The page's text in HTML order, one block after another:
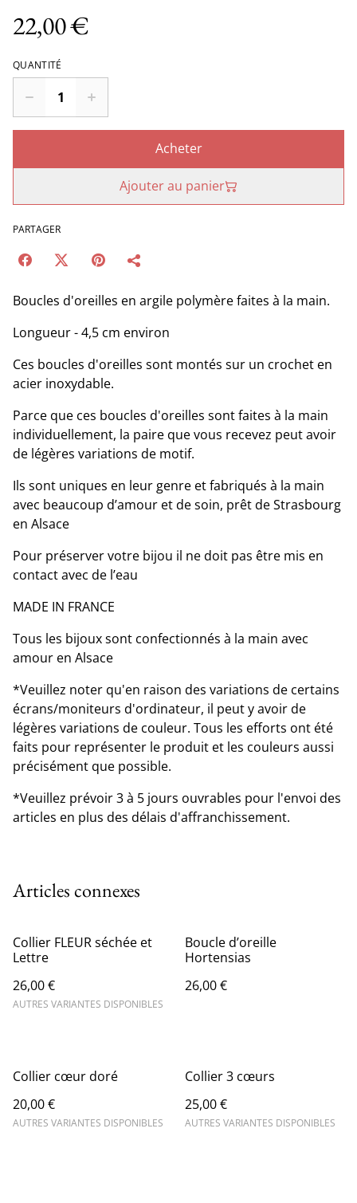
22,00 €
QUANTITÉ
Acheter
Ajouter au panier
PARTAGER
Boucles d'oreilles en argile polymère faites à la main.
Longueur - 4,5 cm environ
Ces boucles d'oreilles sont montés sur un crochet en
acier inoxydable.
Parce que ces boucles d'oreilles sont faites à la main
individuellement, la paire que vous recevez peut avoir
de légères variations de motif.
Ils sont uniques en leur genre et fabriqués à la main
avec beaucoup d’amour et de soin, prêt de Strasbourg
en Alsace
Pour préserver votre bijou il ne doit pas être mis en
contact avec de l’eau
MADE IN FRANCE
Tous les bijoux sont confectionnés à la main avec
amour en Alsace
*Veuillez noter qu'en raison des variations de certains
écrans/moniteurs d'ordinateur, il peut y avoir de
légères variations de couleur. Tous les efforts ont été
faits pour représenter le produit et les couleurs aussi
précisément que possible.
*Veuillez prévoir 3 à 5 jours ouvrables pour l'envoi des
articles en plus des délais d'affranchissement.
Articles connexes
Collier FLEUR séchée et
Lettre
26,00 €
AUTRES VARIANTES DISPONIBLES
Boucle d’oreille
Hortensias
26,00 €
Collier cœur doré
20,00 €
AUTRES VARIANTES DISPONIBLES
Collier 3 cœurs
25,00 €
AUTRES VARIANTES DISPONIBLES